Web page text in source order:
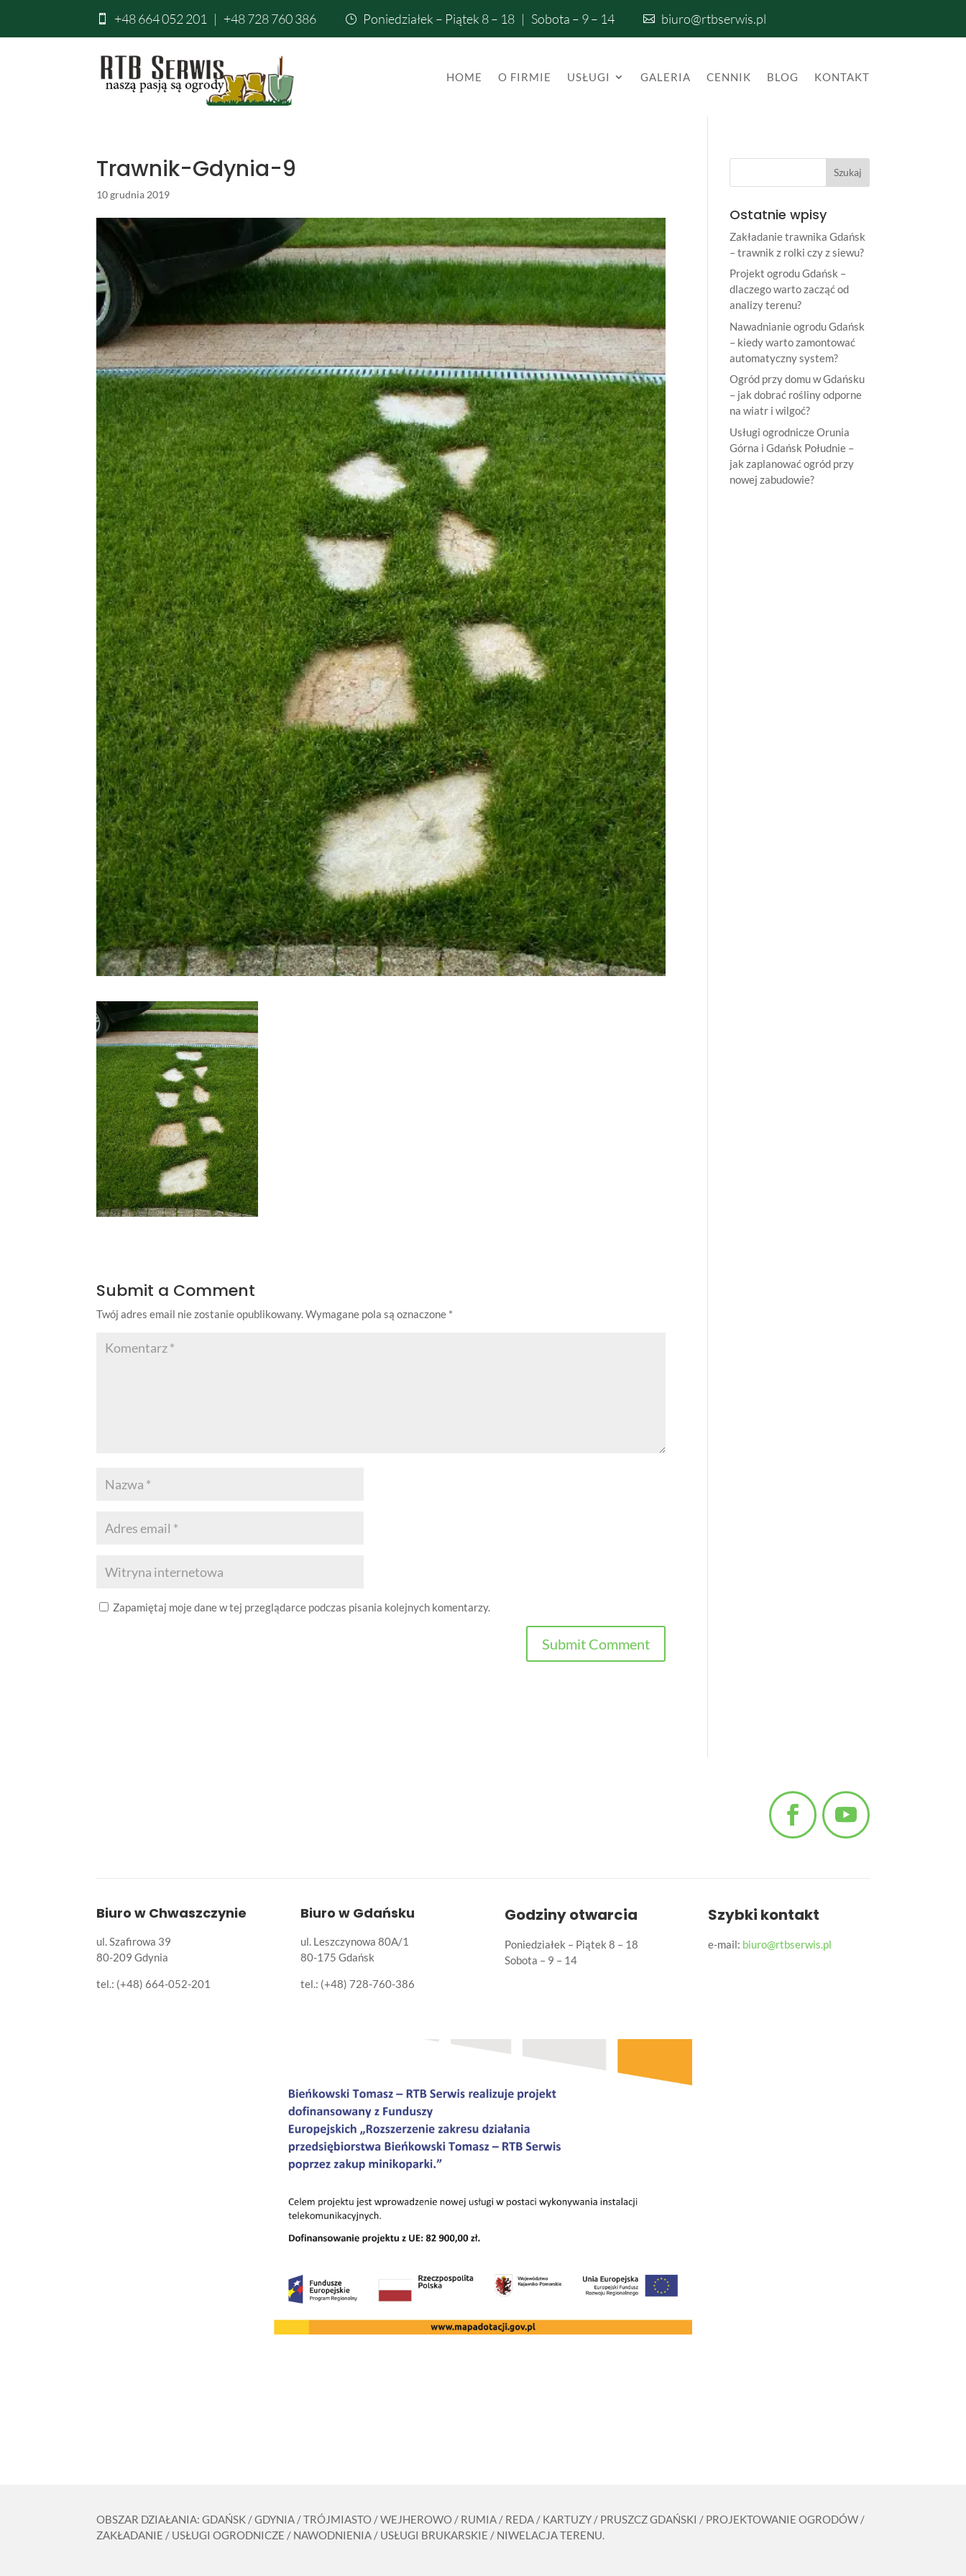
 +48 664 052 201 | +48 728 760 386 } Poniedziałek – Piątek 8 – 18 | Sobota – 9 – 14  biuro@rtbserwis.pl
HOME O FIRMIE USŁUGI GALERIA CENNIK BLOG KONTAKT
Trawnik-Gdynia-9
10 grudnia 2019
Submit a Comment
Twój adres email nie zostanie opublikowany.Wymagane pola są oznaczone *
Zapamiętaj moje dane w tej przeglądarce podczas pisania kolejnych komentarzy.
Ostatnie wpisy
Zakładanie trawnika Gdańsk
– trawnik z rolki czy z siewu?
Projekt ogrodu Gdańsk –
dlaczego warto zacząć od
analizy terenu?
Nawadnianie ogrodu Gdańsk
– kiedy warto zamontować
automatyczny system?
Ogród przy domu w Gdańsku
– jak dobrać rośliny odporne
na wiatr i wilgoć?
Usługi ogrodnicze Orunia
Górna i Gdańsk Południe –
jak zaplanować ogród przy
nowej zabudowie?
Biuro w Chwaszczynie
ul. Szafirowa 39
80-209 Gdynia
tel.: (+48) 664-052-201
Biuro w Gdańsku
ul. Leszczynowa 80A/1
80-175 Gdańsk
tel.: (+48) 728-760-386
Godziny otwarcia
Poniedziałek – Piątek 8 – 18
Sobota – 9 – 14
Szybki kontakt
e-mail: biuro@rtbserwis.pl
OBSZAR DZIAŁANIA: GDAŃSK / GDYNIA / TRÓJMIASTO / WEJHEROWO / RUMIA / REDA / KARTUZY / PRUSZCZ GDAŃSKI / PROJEKTOWANIE OGRODÓW /
ZAKŁADANIE / USŁUGI OGRODNICZE / NAWODNIENIA / USŁUGI BRUKARSKIE / NIWELACJA TERENU.